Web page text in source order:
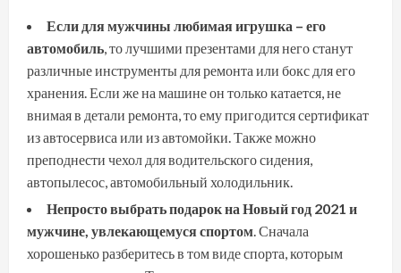
Если для мужчины любимая игрушка – его
автомобиль, то лучшими презентами для него станут
различные инструменты для ремонта или бокс для его
хранения. Если же на машине он только катается, не
внимая в детали ремонта, то ему пригодится сертификат
из автосервиса или из автомойки. Также можно
преподнести чехол для водительского сидения,
автопылесос, автомобильный холодильник.
Непросто выбрать подарок на Новый год 2021 и
мужчине, увлекающемуся спортом. Сначала
хорошенько разберитесь в том виде спорта, которым